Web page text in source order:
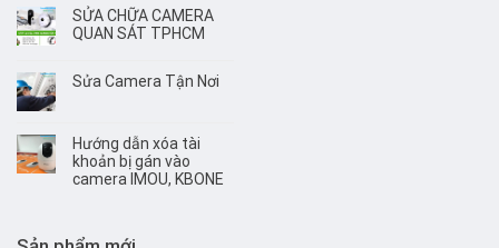
SỬA CHỮA CAMERA
QUAN SÁT TPHCM
Sửa Camera Tận Nơi
Hướng dẫn xóa tài
khoản bị gán vào
camera IMOU, KBONE